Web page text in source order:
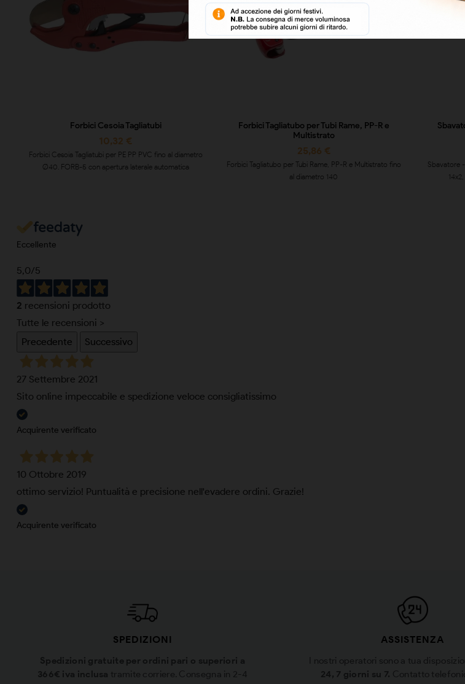
Forbici Cesoia Tagliatubi
10,32 €
Forbici Cesoia Tagliatubi per PE PP PVC fino al diametro
Ø40. FORB-5 con apertura laterale automatica
Forbici Tagliatubo per Tubi Rame, PP-R e
Multistrato
25,86 €
Forbici Tagliatubo per Tubi Rame, PP-R e Multistrato fino
al diametro 140
Sbavatore
Eccellente
5,0/5
2 recensioni prodotto
Tutte le recensioni >
Precedente
Successivo
27 Settembre 2021
Sito online impeccabile e spedizione veloce consigliatissimo
Acquirente verificato
10 Ottobre 2019
ottimo servizio! Puntualità e precisione nell'evadere ordini. Grazie!
Acquirente verificato
SPEDIZIONI
Spedizioni gratuite per ordini pari o superiori a
366€ iva inclusa tramite corriere. Consegna in 2-4
ASSISTENZA
I nostri operatori sono a tua
24, 7 giorni su 7. Contatto